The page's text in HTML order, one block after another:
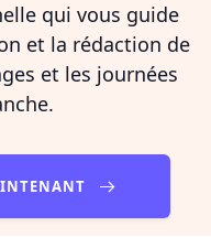
qui vous guide
et la rédaction de
et les journées